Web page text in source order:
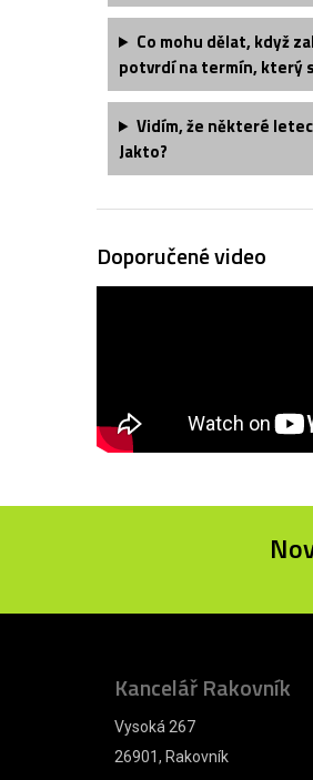
Co mohu dělat, když
potvrdí na termín, který
Vidím, že některé
Jakto?
Doporučené video
Kancelář Rakovník
Vysoká 267
26901, Rakovník